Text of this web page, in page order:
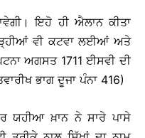
ਇਹੋ ਹੀ ਐਲਾਨ ਕੀਤਾ
ਵੀ ਕਟਵਾ ਲਈਆਂ ਅਤੇ
ਅਗਸਤ 1711 ਈਸਵੀ ਦੀ
ਭਾਗ ਦੂਜਾ ਪੰਨਾ 416)
ਯਹੀਆ ਖ਼ਾਨ ਨੇ ਸਾਰੇ ਪਾਸੇ